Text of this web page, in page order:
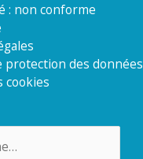
: non conforme
protection des données
cookies